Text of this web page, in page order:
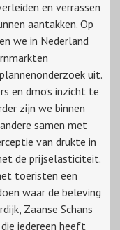
en verrassen
aantakken. Op
we in Nederland
uit.
en dmo’s inzicht te
zijn we binnen
samen met
van drukte in
de prijselasticiteit.
toeristen een
waar de beleving
Zaanse Schans
iedereen heeft